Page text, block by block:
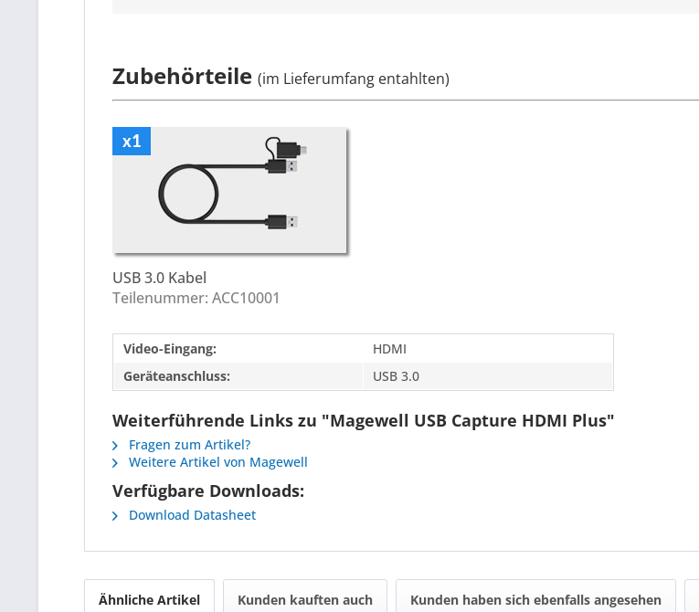
Zubehörteile (im Lieferumfang entahlten)
USB 3.0 Kabel
Teilenummer: ACC10001
Video-Eingang:
HDMI
Geräteanschluss:
USB 3.0
Weiterführende Links zu "Magewell USB Capture HDMI Plus"
Fragen zum Artikel?
Weitere Artikel von Magewell
Verfügbare Downloads:
Download Datasheet
Ähnliche Artikel Kunden kauften auch Kunden haben sich ebenfalls angesehen